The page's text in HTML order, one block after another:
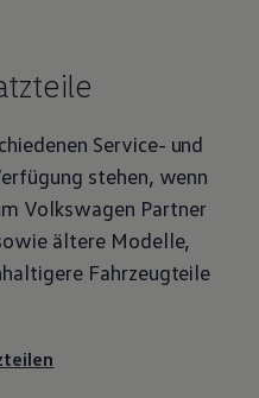
Service- und
stehen, wenn
Volkswagen Partner
ältere Modelle,
Fahrzeugteile